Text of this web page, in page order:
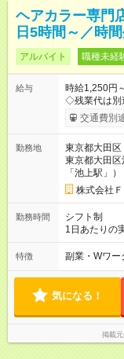
ヘアカラー専門
日5時間～／時
アルバイト 職種未経
給与
時給1,250円
◇残業代は別
月インセン
じてインセ
理美容師手当あり 研修期間6ヶ月間は以下給与の
給1230円 ※交通費支給（～500円/日） ※給与に関しては2025年
度の最低賃
時期によって
交通費別
勤務地
東京都大田区
東京都大田
「池上駅」）
株式会社
勤務時間
シフト制
1日あたりの
2日～、1日5
決定します
特徴 副業・Wワー
気になる！
掲載